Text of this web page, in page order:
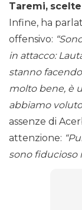
Taremi,
Infine, ha
offensivo:
in attacco:
stanno
molto bene, è
abbiamo
assenze di
attenzione:
sono fiducioso